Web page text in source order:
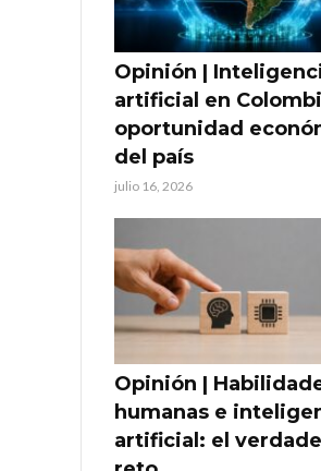
Opinión |
artificial en
oportunidad
del país
julio 16, 2026
Opinión |
humanas e
artificial: el